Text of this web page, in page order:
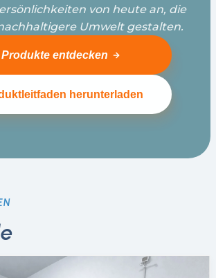
von heute an, die
Umwelt gestalten.
Produkte entdecken
herunterladen